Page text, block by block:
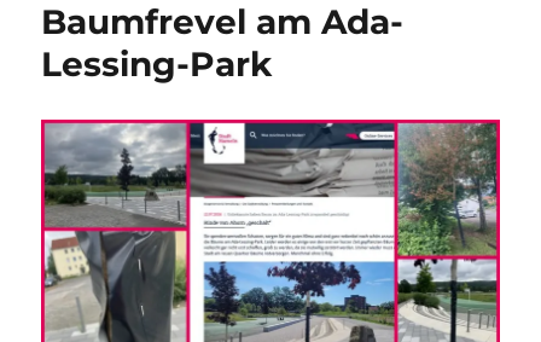
werden
soll
Baumfrevel am Ada-
Lessing-Park